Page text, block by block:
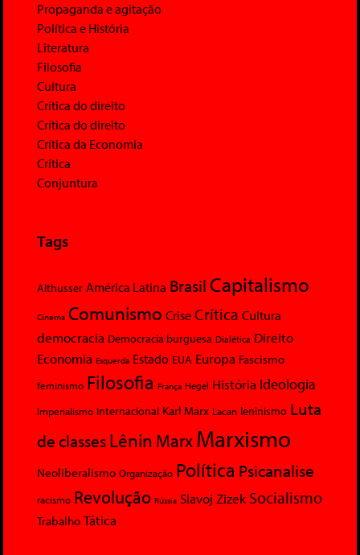
Propaganda e agitação
Política e História
Literatura
Filosofia
Cultura
Crítica do direito
Crítica do direito
Crítica da Economia
Crítica
Conjuntura
Tags
Althusser América Latina Brasil Capitalismo
Cinema Comunismo Crise Crítica Cultura
democracia Democracia burguesa Dialética Direito
Economia Esquerda Estado EUA Europa Fascismo
feminismo Filosofia França Hegel História Ideologia
Imperialismo Internacional Karl Marx Lacan leninismo Luta
de classesLênin MarxMarxismo
Neoliberalismo Organização Política Psicanalise
racismo Revolução Rússia Slavoj Zizek Socialismo
Trabalho Tática